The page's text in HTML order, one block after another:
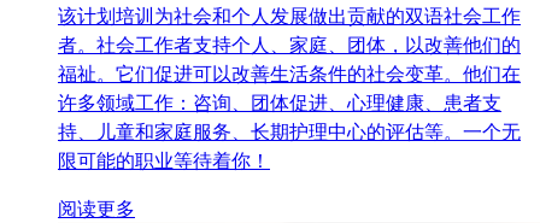
该计划培训为社会和个人发展做出贡献的双语社会工作
者。社会工作者支持个人、家庭、团体，以改善他们的
福祉。它们促进可以改善生活条件的社会变革。他们在
许多领域工作：咨询、团体促进、心理健康、患者支
持、儿童和家庭服务、长期护理中心的评估等。一个无
限可能的职业等待着你！
阅读更多